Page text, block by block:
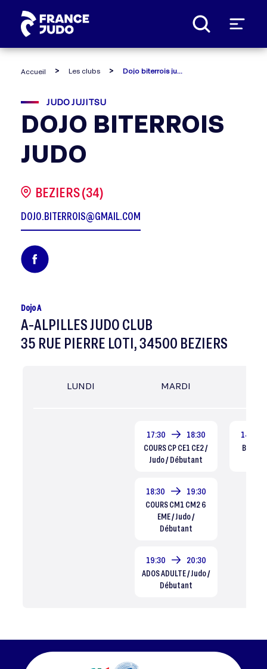
Accueil Les clubs
JUDO JUJITSU
DOJO BITERROIS
JUDO
BEZIERS (34)
DOJO.BITERROIS@GMAIL.COM
Dojo A
A-ALPILLES JUDO CLUB
35 RUE PIERRE LOTI, 34500 BEZIERS
LUNDI MARDI
17:30
18:30
COURS CP CE1 CE2 /
Judo / Débutant
18:30
19:30
COURS CM1 CM2 6
EME / Judo /
Débutant
19:30
20:30
ADOS ADULTE / Judo /
Débutant
14:00
BABY